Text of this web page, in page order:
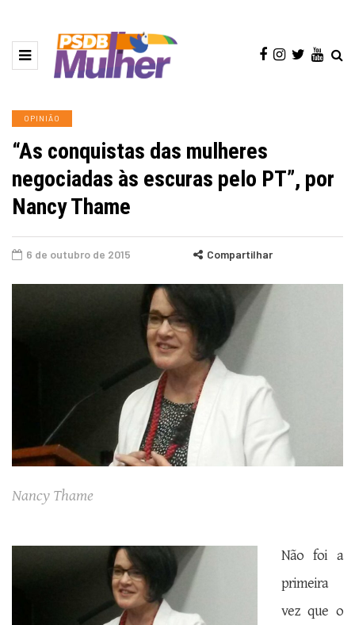
OPINIÃO
“As conquistas das mulheres
negociadas às escuras pelo PT”, por
Nancy Thame
6 de outubro de 2015 Compartilhar
Nancy Thame
Não foi a
primeira
vez que o